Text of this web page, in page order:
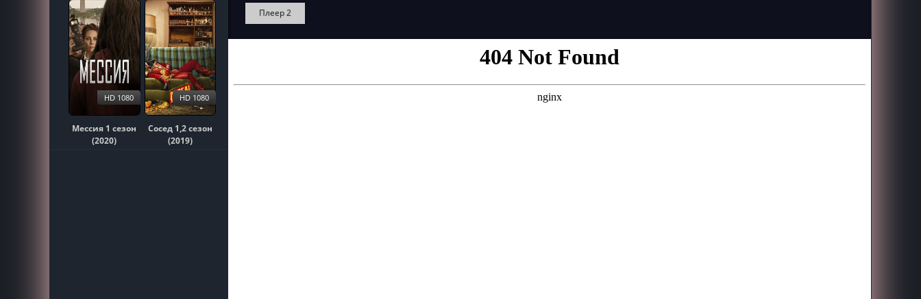
1,2,3,4,5,6,7,8,9,10
сезон (2010)
Мессия 1 сезон
(2020)
HD 1080
Сосед 1,2 сезон
(2019)
HD 1080
Плеер 2